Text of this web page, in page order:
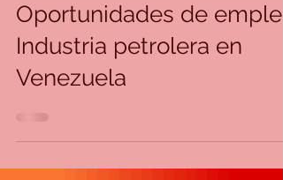
Jesus Maza
Industria petrolera en
Venezuela